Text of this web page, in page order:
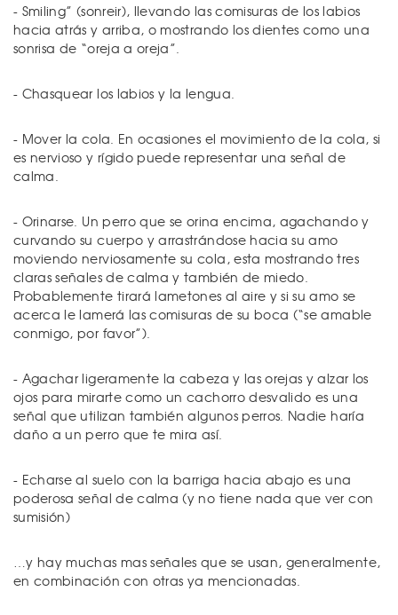
- Smiling” (sonreir), llevando las comisuras de los labios
hacia atrás y arriba, o mostrando los dientes como una
sonrisa de “oreja a oreja”.
- Chasquear los labios y la lengua.
- Mover la cola. En ocasiones el movimiento de la cola, si
es nervioso y rígido puede representar una señal de
calma.
- Orinarse. Un perro que se orina encima, agachando y
curvando su cuerpo y arrastrándose hacia su amo
moviendo nerviosamente su cola, esta mostrando tres
claras señales de calma y también de miedo.
Probablemente tirará lametones al aire y si su amo se
acerca le lamerá las comisuras de su boca (“se amable
conmigo, por favor”).
- Agachar ligeramente la cabeza y las orejas y alzar los
ojos para mirarte como un cachorro desvalido es una
señal que utilizan también algunos perros. Nadie haría
daño a un perro que te mira así.
- Echarse al suelo con la barriga hacia abajo es una
poderosa señal de calma (y no tiene nada que ver con
sumisión)
…y hay muchas mas señales que se usan, generalmente,
en combinación con otras ya mencionadas.